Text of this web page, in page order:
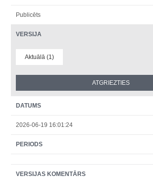
Publicēts
VERSIJA
Aktuālā (1)
DATUMS
2026-06-19 16:01:24
PERIODS
VERSIJAS KOMENTĀRS